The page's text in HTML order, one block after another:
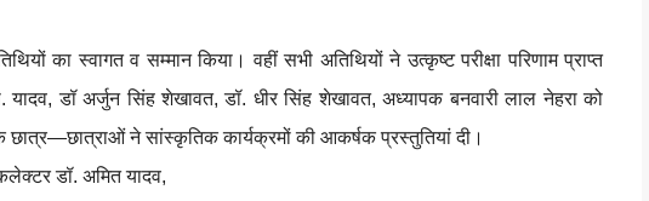
का स्वागत व सम्मान किया। वहीं सभी अतिथियों ने उत्कृष्ट परीक्षा परिणाम प्राप्त
डॉ अर्जुन सिंह शेखावत, डॉ. धीर सिंह शेखावत, अध्यापक बनवारी लाल नेहरा को
छात्र—छात्राओं ने सांस्कृतिक कार्यक्रमों की आकर्षक प्रस्तुतियां दी।
डॉ. अमित यादव,